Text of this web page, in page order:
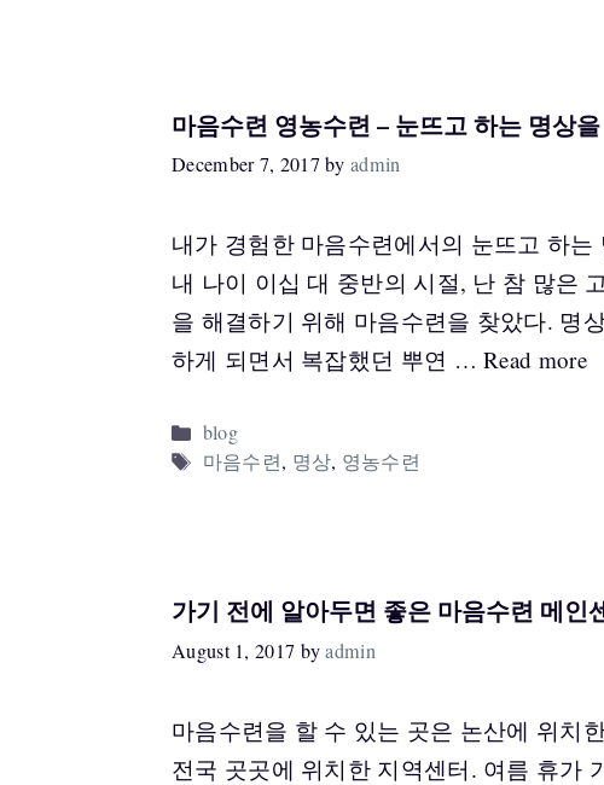
마음수련 영농수련 – 눈뜨고 하는 명상
December 7, 2017byadmin
내가 경험한 마음수련에서의 눈뜨고 하는
내 나이 이십 대 중반의 시절, 난 참 많은
을 해결하기 위해 마음수련을 찾았다. 명
하게 되면서 복잡했던 뿌연 …Read more
Categories
blog
Tags
마음수련, 명상, 영농수련
가기 전에 알아두면 좋은 마음수련 메인
August 1, 2017 byadmin
마음수련을 할 수 있는 곳은 논산에 위치
전국 곳곳에 위치한 지역센터. 여름 휴가